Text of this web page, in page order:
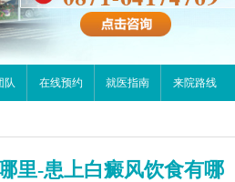
队 在线预约 就医指南 来院路线
里-患上白癜风饮食有哪